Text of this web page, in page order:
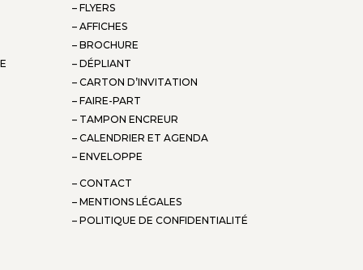
– FLYERS
– AFFICHES
– BROCHURE
– DÉPLIANT
– CARTON D’INVITATION
– FAIRE-PART
– TAMPON ENCREUR
– CALENDRIER ET AGENDA
– ENVELOPPE
– CONTACT
– MENTIONS LÉGALES
– POLITIQUE DE CONFIDENTIALITÉ